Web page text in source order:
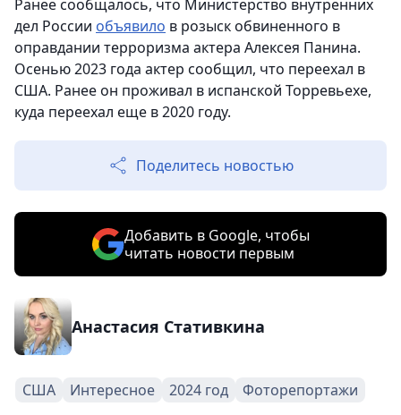
Ранее сообщалось, что Министерство внутренних
дел России объявило в розыск обвиненного в
оправдании терроризма актера Алексея Панина.
Осенью 2023 года актер сообщил, что переехал в
США. Ранее он проживал в испанской Торревьехе,
куда переехал еще в 2020 году.
Поделитесь новостью
Добавить в Google, чтобы
читать новости первым
Анастасия Стативкина
США Интересное 2024 год Фоторепортажи